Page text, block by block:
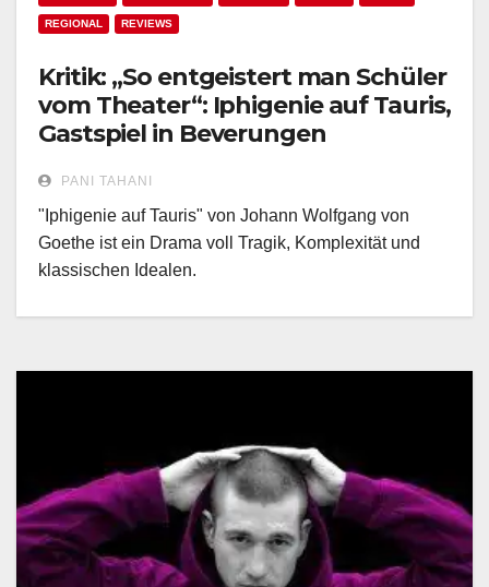
REGIONAL REVIEWS
Kritik: „So entgeistert man Schüler
vom Theater“: Iphigenie auf Tauris,
Gastspiel in Beverungen
PANI TAHANI
"Iphigenie auf Tauris" von Johann Wolfgang von
Goethe ist ein Drama voll Tragik, Komplexität und
klassischen Idealen.